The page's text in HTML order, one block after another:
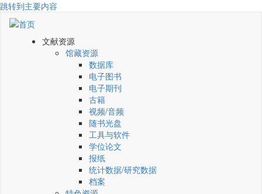
跳转到主要内容
文献资源
馆藏资源
数据库
电子图书
电子期刊
古籍
视频/音频
随书光盘
工具与软件
学位论文
报纸
统计数据/研究数据
档案